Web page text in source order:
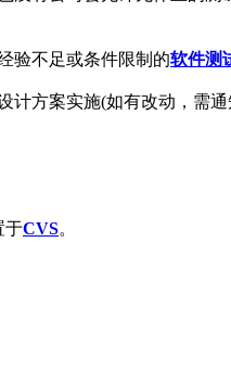
验不足或条件限制的软件测
计方案实施(如有改动，需
于CVS。